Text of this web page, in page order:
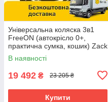
Універсальна коляска 3в1
FreeON (автокрісло 0+,
практична сумка, кошик) Zack
Black 80685 Чорна
В наявності
19 492 ₴ 23 205 ₴
Купити